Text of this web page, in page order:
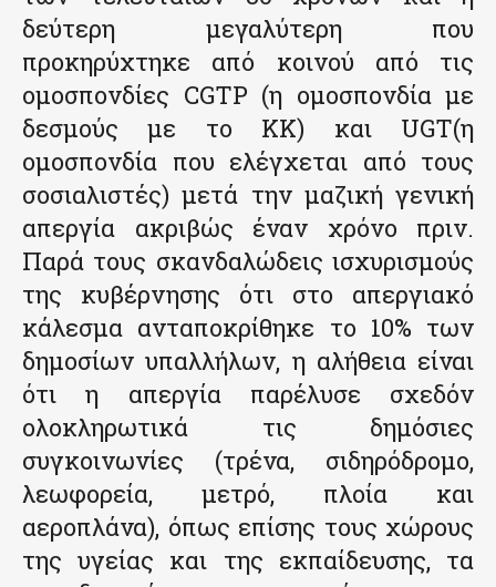
δεύτερη μεγαλύτερη που
προκηρύχτηκε από κοινού από τις
ομοσπονδίες CGTP (η ομοσπονδία με
δεσμούς με το ΚΚ) και UGT(η
ομοσπονδία που ελέγχεται από τους
σοσιαλιστές) μετά την μαζική γενική
απεργία ακριβώς έναν χρόνο πριν.
Παρά τους σκανδαλώδεις ισχυρισμούς
της κυβέρνησης ότι στο απεργιακό
κάλεσμα ανταποκρίθηκε το 10% των
δημοσίων υπαλλήλων, η αλήθεια είναι
ότι η απεργία παρέλυσε σχεδόν
ολοκληρωτικά τις δημόσιες
συγκοινωνίες (τρένα, σιδηρόδρομο,
λεωφορεία, μετρό, πλοία και
αεροπλάνα), όπως επίσης τους χώρους
της υγείας και της εκπαίδευσης, τα